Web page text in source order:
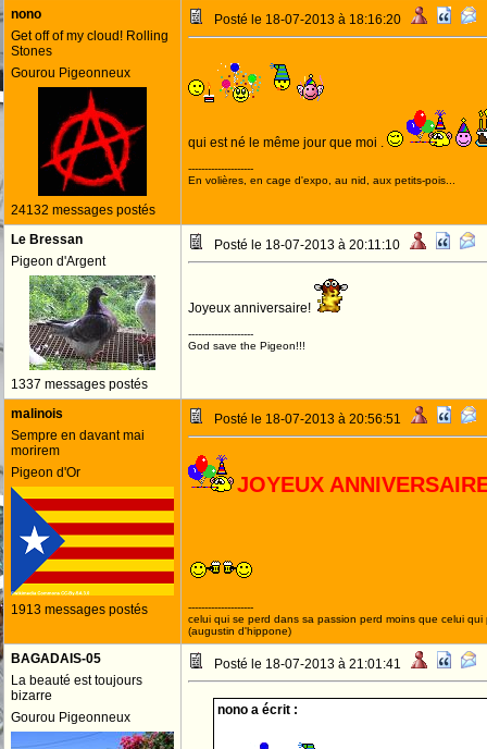
nono
Get off of my cloud! Rolling
Stones
Gourou Pigeonneux
24132 messages postés
Posté le 18-07-2013 à 18:16:20
qui est né le même jour que moi .
--------------------
En volières, en cage d'expo, au nid, aux petits-pois...
Le Bressan
Pigeon d'Argent
1337 messages postés
Posté le 18-07-2013 à 20:11:10
Joyeux anniversaire!
--------------------
God save the Pigeon!!!
malinois
Sempre en davant mai
morirem
Pigeon d'Or
1913 messages postés
Posté le 18-07-2013 à 20:56:51
JOYEUX
--------------------
celui qui se perd dans sa passion perd moins que celui qui
(augustin d'hippone)
BAGADAIS-05
La beauté est toujours
bizarre
Gourou Pigeonneux
Posté le 18-07-2013 à 21:01:41
nono a écrit :